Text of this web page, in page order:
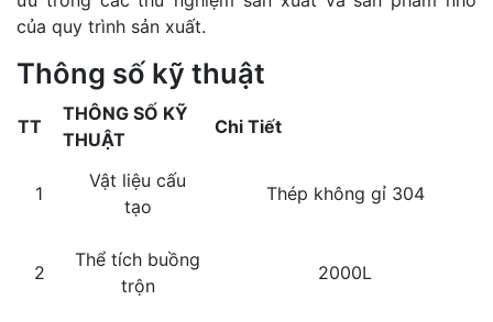
của quy trình sản xuất.
Thông số kỹ thuật
TT
THÔNG SỐ KỸ
THUẬT
Chi Tiết
1
Vật liệu cấu
tạo
Thép không gỉ 304
2
Thể tích buồng
trộn
2000L